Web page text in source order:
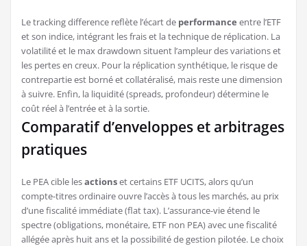
Le tracking difference reflète l’écart de performance entre l’ETF
et son indice, intégrant les frais et la technique de réplication. La
volatilité et le max drawdown situent l’ampleur des variations et
les pertes en creux. Pour la réplication synthétique, le risque de
contrepartie est borné et collatéralisé, mais reste une dimension
à suivre. Enfin, la liquidité (spreads, profondeur) détermine le
coût réel à l’entrée et à la sortie.
Comparatif d’enveloppes et arbitrages
pratiques
Le PEA cible lesactionset certains ETF UCITS, alors qu’un
compte-titres ordinaire ouvre l’accès à tous les marchés, au prix
d’une fiscalité immédiate (flat tax). L’assurance-vie étend le
spectre (obligations, monétaire, ETF non PEA) avec une fiscalité
allégée après huit ans et la possibilité de gestion pilotée. Le choix